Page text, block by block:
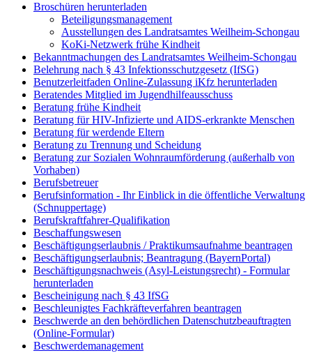
Broschüren herunterladen
Beteiligungsmanagement
Ausstellungen des Landratsamtes Weilheim-Schongau
KoKi-Netzwerk frühe Kindheit
Bekanntmachungen des Landratsamtes Weilheim-Schongau
Belehrung nach § 43 Infektionsschutzgesetz (IfSG)
Benutzerleitfaden Online-Zulassung iKfz herunterladen
Beratendes Mitglied im Jugendhilfeausschuss
Beratung frühe Kindheit
Beratung für HIV-Infizierte und AIDS-erkrankte Menschen
Beratung für werdende Eltern
Beratung zu Trennung und Scheidung
Beratung zur Sozialen Wohnraumförderung (außerhalb von
Vorhaben)
Berufsbetreuer
Berufsinformation - Ihr Einblick in die öffentliche Verwaltung
(Schnuppertage)
Berufskraftfahrer-Qualifikation
Beschaffungswesen
Beschäftigungserlaubnis / Praktikumsaufnahme beantragen
Beschäftigungserlaubnis; Beantragung (BayernPortal)
Beschäftigungsnachweis (Asyl-Leistungsrecht) - Formular
herunterladen
Bescheinigung nach § 43 IfSG
Beschleunigtes Fachkräfteverfahren beantragen
Beschwerde an den behördlichen Datenschutzbeauftragten
(Online-Formular)
Beschwerdemanagement